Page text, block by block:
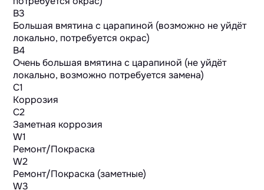
B3
Большая вмятина с царапиной (возможно не уйдёт
локально, потребуется окрас)
B4
Очень большая вмятина с царапиной (не уйдёт
локально, возможно потребуется замена)
C1
Коррозия
C2
Заметная коррозия
W1
Ремонт/Покраска
W2
Ремонт/Покраска (заметные)
W3